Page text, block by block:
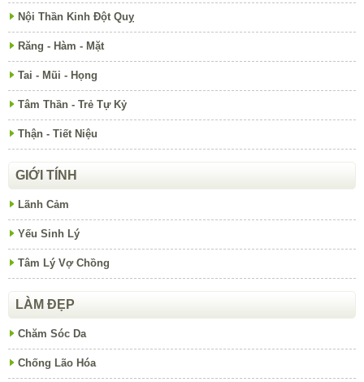
Nội Thần Kinh Đột Quỵ
Răng - Hàm - Mặt
Tai - Mũi - Họng
Tâm Thần - Trẻ Tự Kỷ
Thận - Tiết Niệu
GIỚI TÍNH
Lãnh Cảm
Yếu Sinh Lý
Tâm Lý Vợ Chồng
LÀM ĐẸP
Chăm Sóc Da
Chống Lão Hóa